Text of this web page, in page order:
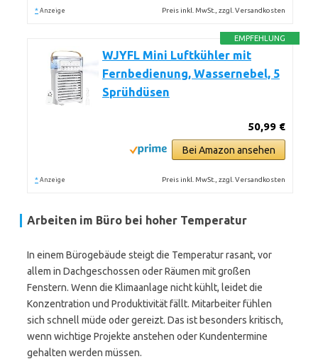
* Anzeige Preis inkl. MwSt., zzgl. Versandkosten
EMPFEHLUNG
WJYFL Mini Luftkühler mit
Fernbedienung, Wassernebel, 5
Sprühdüsen
50,99 €
Bei Amazon ansehen
* Anzeige Preis inkl. MwSt., zzgl. Versandkosten
Arbeiten im Büro bei hoher Temperatur
In einem Bürogebäude steigt die Temperatur rasant, vor
allem in Dachgeschossen oder Räumen mit großen
Fenstern. Wenn die Klimaanlage nicht kühlt, leidet die
Konzentration und Produktivität fällt. Mitarbeiter fühlen
sich schnell müde oder gereizt. Das ist besonders kritisch,
wenn wichtige Projekte anstehen oder Kundentermine
gehalten werden müssen.